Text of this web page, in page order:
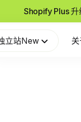
Shopify Plus
立站New